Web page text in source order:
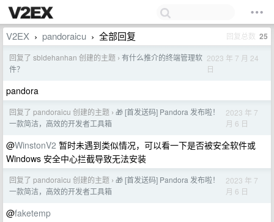
V2EX › pandoraicu › 全部回复 回复总数 25
回复了 sbldehanhan 创建的主题 › 有什么推介的终端管理软
件？
2023 年 7 月 24
日
pandora
回复了 pandoraicu 创建的主题 › 🎁 [首发送码] Pandora 发布啦！
一款简洁，高效的开发者工具箱
2023 年 7
月 6 日
@WinstonV2 暂时未遇到类似情况，可以看一下是否被安全软件或
Windows 安全中心拦截导致无法安装
回复了 pandoraicu 创建的主题 › 🎁 [首发送码] Pandora 发布啦！
一款简洁，高效的开发者工具箱
2023 年 7
月 6 日
@faketemp